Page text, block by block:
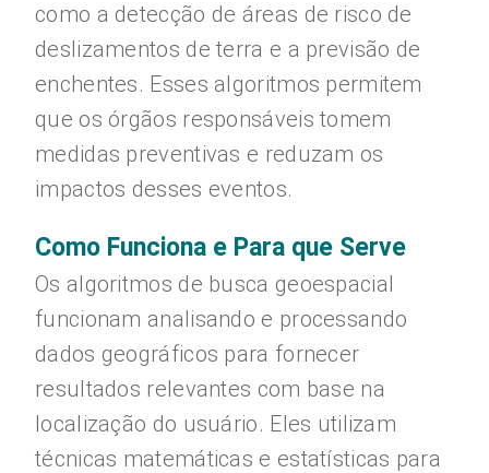
como a detecção de áreas de risco de
deslizamentos de terra e a previsão de
enchentes. Esses algoritmos permitem
que os órgãos responsáveis tomem
medidas preventivas e reduzam os
impactos desses eventos.
Como Funciona e Para que Serve
Os algoritmos de busca geoespacial
funcionam analisando e processando
dados geográficos para fornecer
resultados relevantes com base na
localização do usuário. Eles utilizam
técnicas matemáticas e estatísticas para